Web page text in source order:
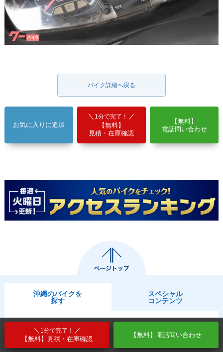
バイク詳細へ戻る
お気に入りに追加
1分で完了！
【無料】
見積・在庫確認
【無料】
電話問い合わせ
1分で完了！
【無料】見積・在庫確認
【無料】電話問い合わせ
沖縄のバイクを
探す
スペシャル
コンテンツ
バイクトップ
メーカーから探す